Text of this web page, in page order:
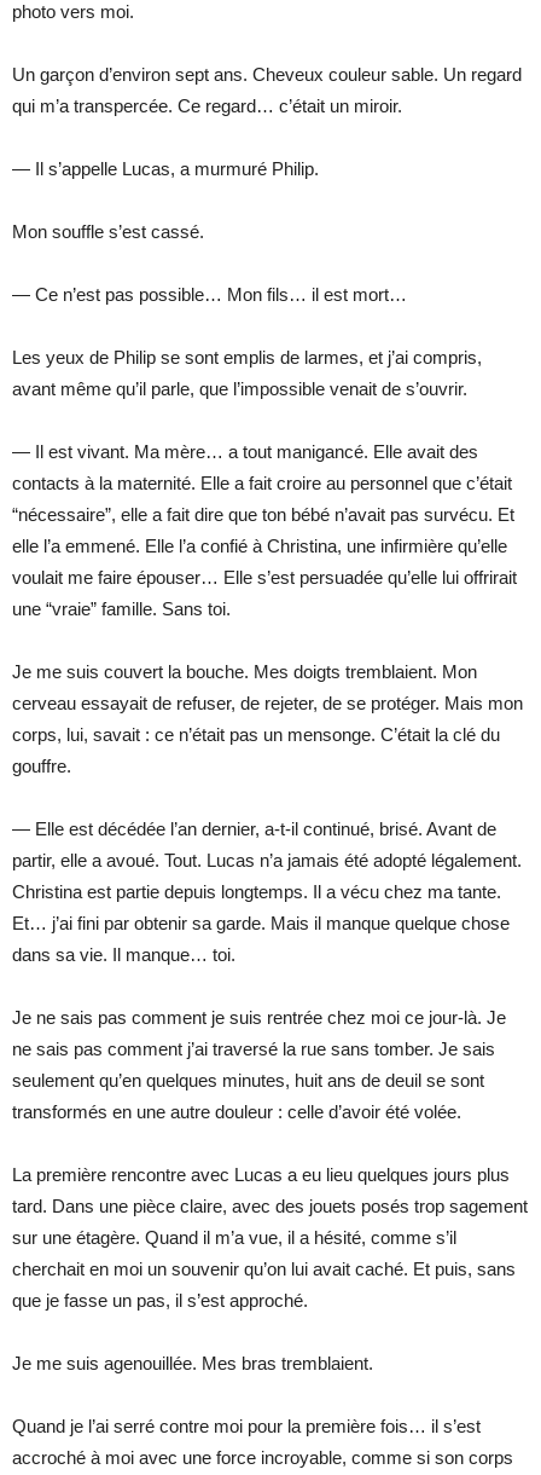
photo vers moi.
Un garçon d’environ sept ans. Cheveux couleur sable. Un regard
qui m’a transpercée. Ce regard… c’était un miroir.
— Il s’appelle Lucas, a murmuré Philip.
Mon souffle s’est cassé.
— Ce n’est pas possible… Mon fils… il est mort…
Les yeux de Philip se sont emplis de larmes, et j’ai compris,
avant même qu’il parle, que l’impossible venait de s’ouvrir.
— Il est vivant. Ma mère… a tout manigancé. Elle avait des
contacts à la maternité. Elle a fait croire au personnel que c’était
“nécessaire”, elle a fait dire que ton bébé n’avait pas survécu. Et
elle l’a emmené. Elle l’a confié à Christina, une infirmière qu’elle
voulait me faire épouser… Elle s’est persuadée qu’elle lui offrirait
une “vraie” famille. Sans toi.
Je me suis couvert la bouche. Mes doigts tremblaient. Mon
cerveau essayait de refuser, de rejeter, de se protéger. Mais mon
corps, lui, savait : ce n’était pas un mensonge. C’était la clé du
gouffre.
— Elle est décédée l’an dernier, a-t-il continué, brisé. Avant de
partir, elle a avoué. Tout. Lucas n’a jamais été adopté légalement.
Christina est partie depuis longtemps. Il a vécu chez ma tante.
Et… j’ai fini par obtenir sa garde. Mais il manque quelque chose
dans sa vie. Il manque… toi.
Je ne sais pas comment je suis rentrée chez moi ce jour-là. Je
ne sais pas comment j’ai traversé la rue sans tomber. Je sais
seulement qu’en quelques minutes, huit ans de deuil se sont
transformés en une autre douleur : celle d’avoir été volée.
La première rencontre avec Lucas a eu lieu quelques jours plus
tard. Dans une pièce claire, avec des jouets posés trop sagement
sur une étagère. Quand il m’a vue, il a hésité, comme s’il
cherchait en moi un souvenir qu’on lui avait caché. Et puis, sans
que je fasse un pas, il s’est approché.
Je me suis agenouillée. Mes bras tremblaient.
Quand je l’ai serré contre moi pour la première fois… il s’est
accroché à moi avec une force incroyable, comme si son corps